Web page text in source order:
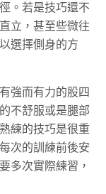
。若是技巧還不
立，甚至些微往
選擇側身的方
強而有力的股四
不舒服或是腿部
練的技巧是很重
次的訓練前後安
多次實際練習，